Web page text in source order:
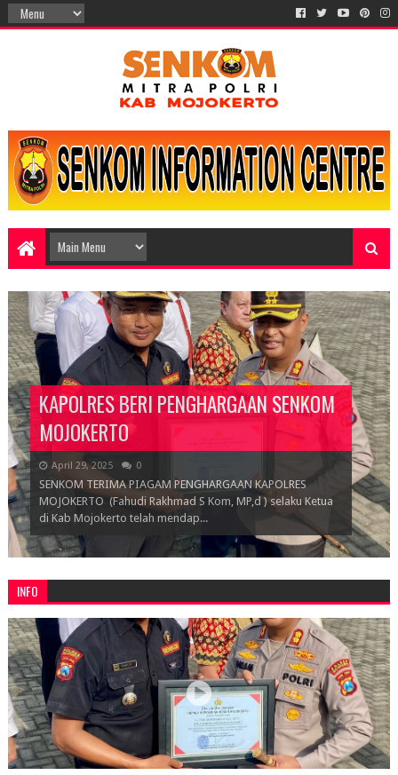
KAPOLRES BERI PENGHARGAAN SENKOM
MOJOKERTO
April 29, 2025 0
SENKOM TERIMA PIAGAM PENGHARGAAN KAPOLRES
MOJOKERTO (Fahudi Rakhmad S Kom, MP,d ) selaku Ketua
di Kab Mojokerto telah mendap...
INFO